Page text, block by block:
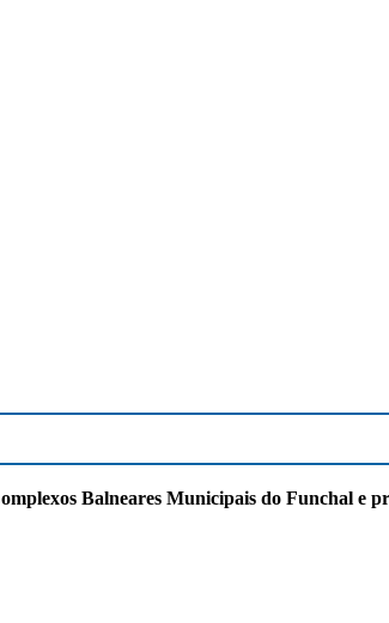
Balneares Municipais do Funchal e